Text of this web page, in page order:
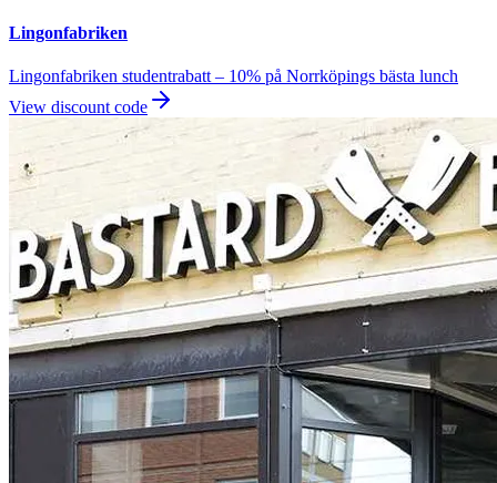
Lingonfabriken
Lingonfabriken studentrabatt – 10% på Norrköpings bästa lunch
View discount code